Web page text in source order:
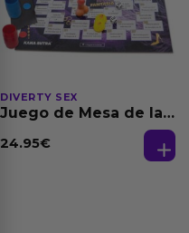
DIVERTY SEX
Juego de Mesa de las
24.95€